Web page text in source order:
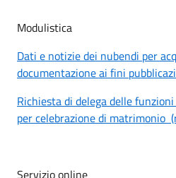
Modulistica
Dati e notizie dei nubendi per
documentazione ai fini
Richiesta di delega delle
per celebrazione di matrimonio
Servizio online